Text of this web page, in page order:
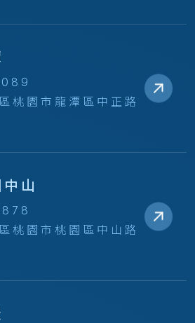
桃園市龍潭區中正路
山
桃園市桃園區中山路